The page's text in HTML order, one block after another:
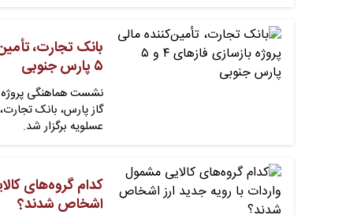
۵ پارس جنوبی
گاز پارس، بانک
عسلویه برگزار شد.
کدام گروه‌های
اشخاص شدند؟